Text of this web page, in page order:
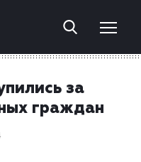
за
граждан